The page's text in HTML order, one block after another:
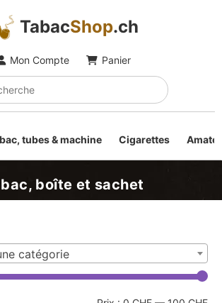
TabacShop.ch
Mon Compte Panier
tubes & machine Cigarettes
boîte et sachet
catégorie